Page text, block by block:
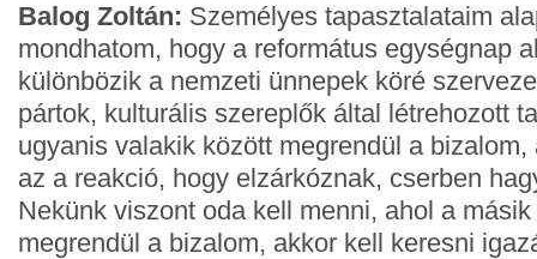
Balog Zoltán: Személyes tapasztalataim
mondhatom, hogy a református egységnap
különbözik a nemzeti ünnepek köré
pártok, kulturális szereplők által létrehozott
ugyanis valakik között megrendül a
az a reakció, hogy elzárkóznak, cserben
Nekünk viszont oda kell menni, ahol a
megrendül a bizalom, akkor kell keresni